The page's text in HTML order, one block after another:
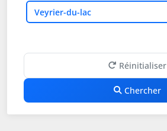
VilleVeyrier-du-lac
Réinitialiser
Chercher